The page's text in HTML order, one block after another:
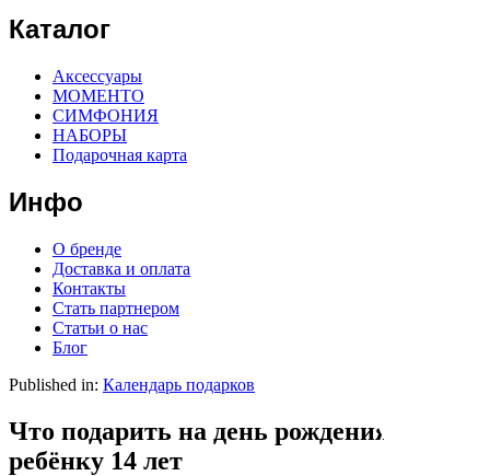
Каталог
Аксессуары
МОМЕНТО
СИМФОНИЯ
НАБОРЫ
Подарочная карта
Инфо
О бренде
Доставка и оплата
Контакты
Стать партнером
Статьи о нас
Блог
Published in: Календарь подарков
Что подарить на день рождения
ребёнку 14 лет